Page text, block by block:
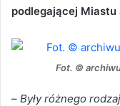
podlegającej Miastu
Fot. ©
– Były różnego